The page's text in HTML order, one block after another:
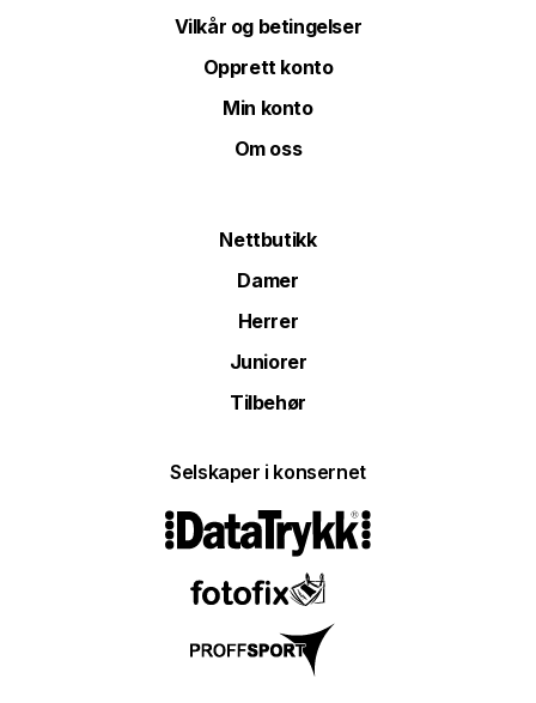
Vilkår og betingelser
Opprett konto
Min konto
Om oss
Nettbutikk
Damer
Herrer
Juniorer
Tilbehør
Selskaper i konsernet